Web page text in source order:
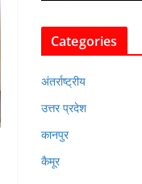
Categories
अंतर्राष्ट्रीय
उत्तर प्रदेश
कानपुर
कैमूर